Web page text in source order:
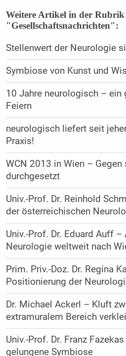
Weitere Artikel in der Rubrik
"Gesellschaftsnachrichten":
Stellenwert der Neurologie
Symbiose von Kunst und
10 Jahre neurologisch – ein
Feiern
neurologisch liefert seit
Praxis!
WCN 2013 in Wien – Gegen
durchgesetzt
Univ.-Prof. Dr. Reinhold
der österreichischen
Univ.-Prof. Dr. Eduard Auff
Neurologie weltweit nach
Prim. Priv.-Doz. Dr. Regina
Positionierung der
Dr. Michael Ackerl – Kluft
extramuralem Bereich
Univ.-Prof. Dr. Franz
gelungene Symbiose